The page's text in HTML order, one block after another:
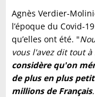
Agnès Verdier-
l’époque du Covid-
qu’elles ont été. "
vous l'avez dit tout
considère qu'on
de plus en plus
millions de Français